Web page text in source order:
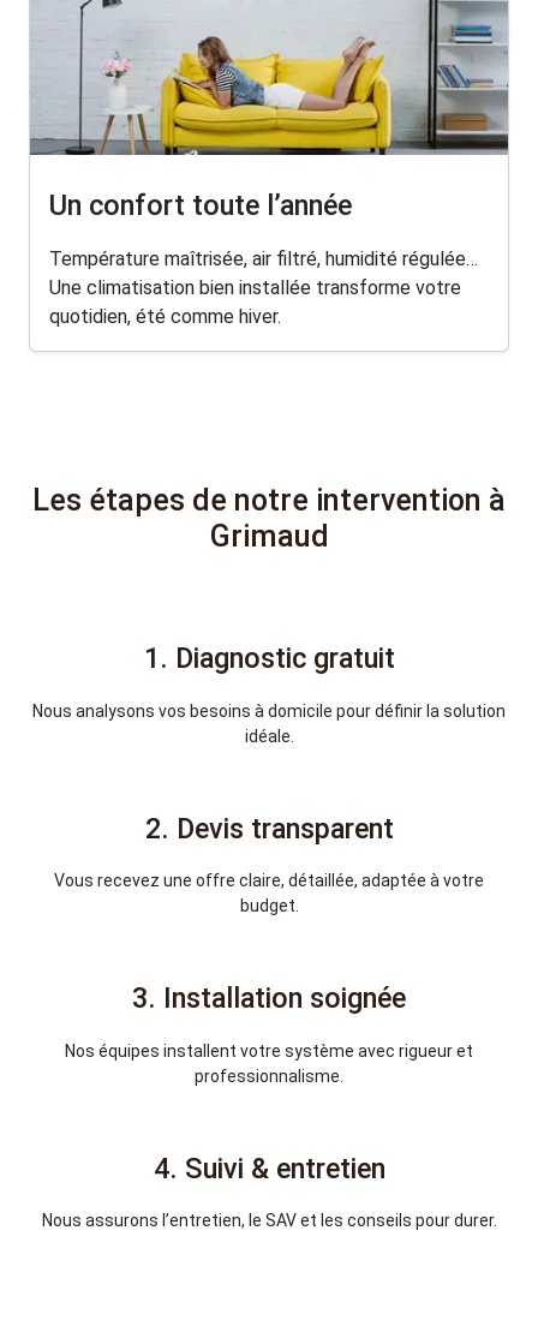
Un confort toute l’année
Température maîtrisée, air filtré, humidité régulée…
Une climatisation bien installée transforme votre
quotidien, été comme hiver.
Les étapes de notre intervention à
Grimaud
1. Diagnostic gratuit
Nous analysons vos besoins à domicile pour définir la solution
idéale.
2. Devis transparent
Vous recevez une offre claire, détaillée, adaptée à votre
budget.
3. Installation soignée
Nos équipes installent votre système avec rigueur et
professionnalisme.
4. Suivi & entretien
Nous assurons l’entretien, le SAV et les conseils pour durer.